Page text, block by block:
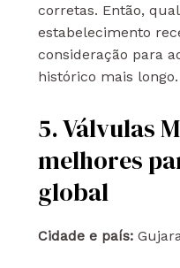
corretas. Então,
estabelecimento
consideração para
histórico mais longo.
5. Válvulas
melhores
global
Cidade e país: